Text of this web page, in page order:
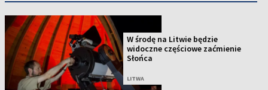
W środę na Litwie będzie
widoczne częściowe zaćmienie
Słońca
LITWA